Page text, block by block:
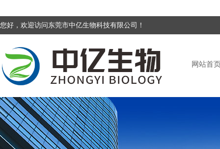
您好，欢迎访问东莞市中亿生物科技有限公司！
网站首